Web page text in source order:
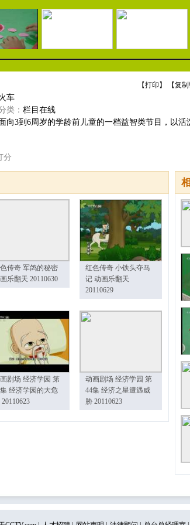
【打印 】 【复
车
： 栏目在线
向3到6周岁的学龄前儿童的一档益智类节目，以
分
传奇 军鸽的秘密
乐翻天 20110630
红色传奇 小铁头夺马
记 动画乐翻天
20110629
剧场 经济学园 第
经济学园的大危
动画剧场 经济学园 第
44集 经济之星遭遇威
胁 20110623